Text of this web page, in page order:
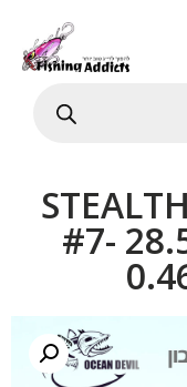
#7-